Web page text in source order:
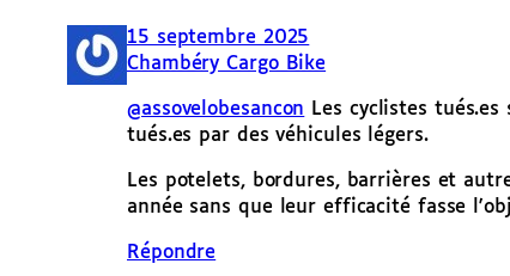
15 septembre 2025
Chambéry Cargo Bike
@assovelobesancon Les cyclistes
tués.es par des véhicules légers.
Les potelets, bordures, barrières et
année sans que leur efficacité fasse
Répondre